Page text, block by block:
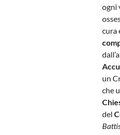
ogni
cura
un
che
del